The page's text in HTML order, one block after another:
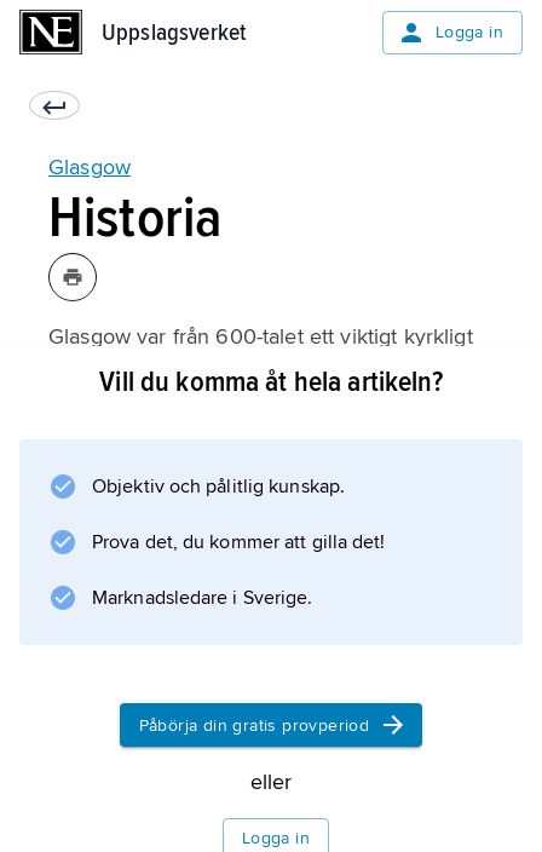
Uppslagsverket Logga in
Glasgow
Historia
Glasgow var från 600-talet ett viktigt kyrkligt
centrum tack vare relikerna av Sankt
förlades först till området vid katedralen, men
1175 fick Glasgow stadsprivilegier, och
riktningar. År 1451 grundades
Information om artikeln
Vill du komma åt hela artikeln?
Objektiv och pålitlig kunskap.
Prova det, du kommer att gilla det!
Marknadsledare i Sverige.
Påbörja din gratis provperiod
eller
Logga in